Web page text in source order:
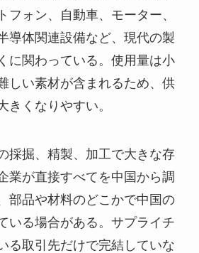
フォン、自動車、モーター、
導体関連設備など、現代の製
に関わっている。使用量は小
しい素材が含まれるため、供
きくなりやすい。
採掘、精製、加工で大きな存
業が直接すべてを中国から調
部品や材料のどこかで中国の
いる場合がある。サプライチ
る取引先だけで完結していな